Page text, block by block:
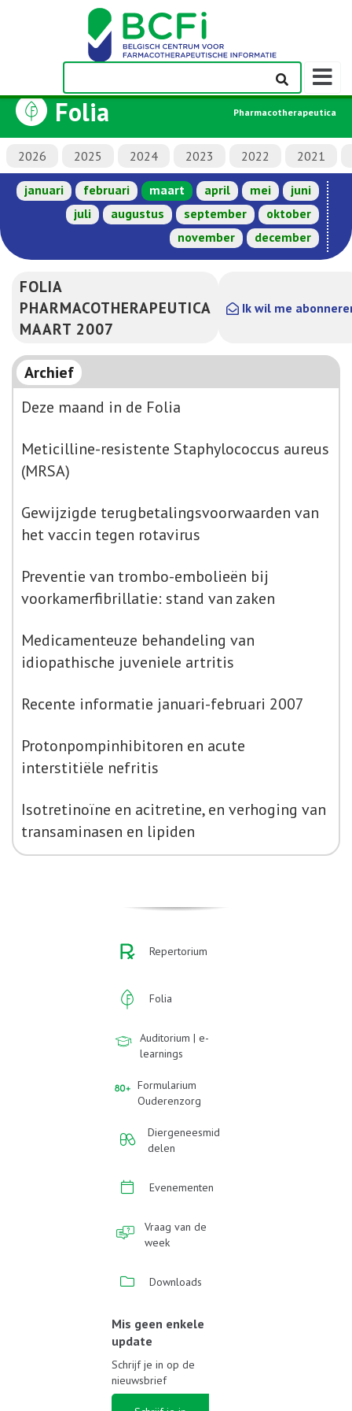
Folia Pharmacotherapeutica
2026 2025 2024 2023 2022 2021
januari februari maart april mei
juni
juli
augustus september
oktober
november
december
FOLIA
PHARMACOTHERAPEUTICA
MAART 2007
Ik wil me
Archief
Deze maand in de Folia
Meticilline-resistente Staphylococcus aureus
(MRSA)
Gewijzigde terugbetalingsvoorwaarden van
het vaccin tegen rotavirus
Preventie van trombo-embolieën bij
voorkamerfibrillatie: stand van zaken
Medicamenteuze behandeling van
idiopathische juveniele artritis
Recente informatie januari-februari 2007
Protonpompinhibitoren en acute
interstitiële nefritis
Isotretinoïne en acitretine, en verhoging van
transaminasen en lipiden
Repertorium
Folia
Auditorium | e-
learnings
Formularium
Ouderenzorg
Diergeneesmid
delen
Evenementen
Vraag van de
week
Downloads
Mis geen enkele
update
Schrijf je in op de
nieuwsbrief